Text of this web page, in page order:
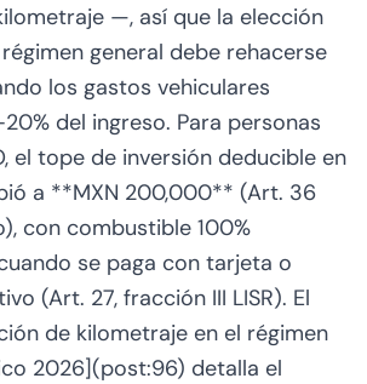
—, así que la elección
régimen general debe rehacerse
los gastos vehiculares
del ingreso. Para personas
el tope de inversión deducible en
a **MXN 200,000** (Art. 36
con combustible 100%
se paga con tarjeta o
(Art. 27, fracción III LISR). El
de kilometraje en el régimen
2026](post:96) detalla el